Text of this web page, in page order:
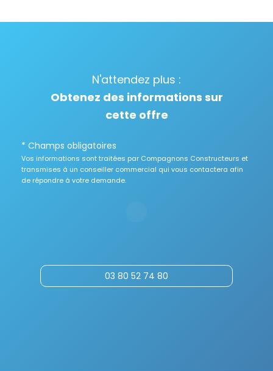
N'attendez plus :
Obtenez des informations sur
cette offre
* Champs obligatoires
Vos informations sont traitées par Compagnons Constructeurs et
transmises à un conseiller commercial qui vous contactera afin
de répondre à votre demande.
03 80 52 74 80